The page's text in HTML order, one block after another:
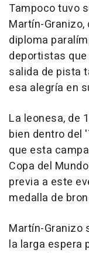
Tampoco tuvo
Martín-
diploma
deportistas
salida de pista
esa alegría en
La leonesa, de
bien dentro del
que esta
Copa del
previa a este
medalla de
Martín-Granizo
la larga espera